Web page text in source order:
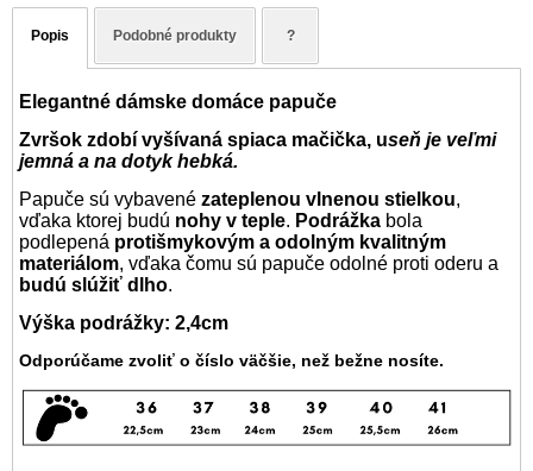
Popis Podobné produkty ?
Elegantné dámske domáce papuče
Zvršok zdobí vyšívaná spiaca mačička, useň je veľmi
jemná a na dotyk hebká.
Papuče sú vybavené zateplenou vlnenou stielkou,
vďaka ktorej budú nohy v teple. Podrážka bola
podlepená protišmykovým a odolným kvalitným
materiálom, vďaka čomu sú papuče odolné proti oderu a
budú slúžiť dlho.
Výška podrážky: 2,4cm
Odporúčame zvoliť o číslo väčšie, než bežne nosíte.